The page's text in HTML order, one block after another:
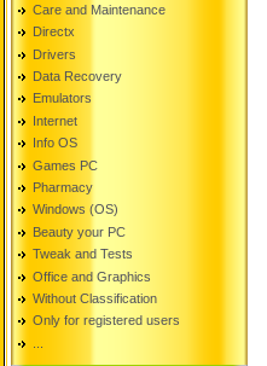
Care and Maintenance
Directx
Drivers
Data Recovery
Emulators
Internet
Info OS
Games PC
Pharmacy
Windows (OS)
Beauty your PC
Tweak and Tests
Office and Graphics
Without Classification
Only for registered users